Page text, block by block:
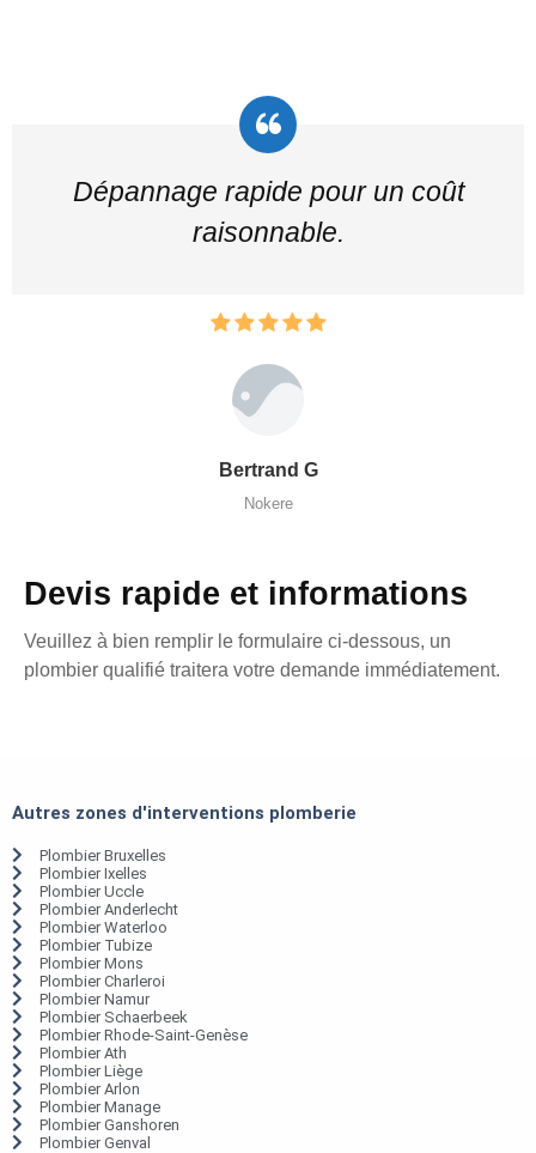
Dépannage rapide pour un coût
raisonnable.
Bertrand G
Nokere
Devis rapide et informations
Veuillez à bien remplir le formulaire ci-dessous, un
plombier qualifié traitera votre demande immédiatement.
Autres zones d'interventions plomberie
Plombier Bruxelles
Plombier Ixelles
Plombier Uccle
Plombier Anderlecht
Plombier Waterloo
Plombier Tubize
Plombier Mons
Plombier Charleroi
Plombier Namur
Plombier Schaerbeek
Plombier Rhode-Saint-Genèse
Plombier Ath
Plombier Liège
Plombier Arlon
Plombier Manage
Plombier Ganshoren
Plombier Genval